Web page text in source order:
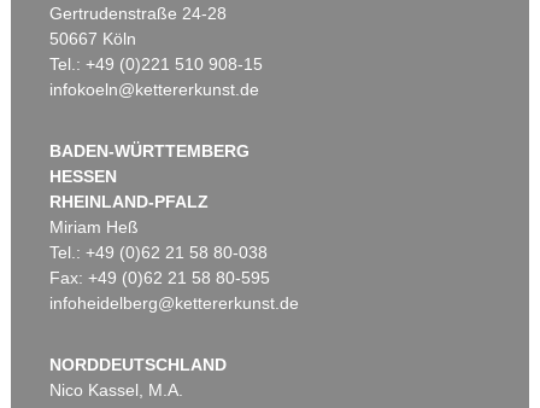
Gertrudenstraße 24-28
50667 Köln
Tel.: +49 (0)221 510 908-15
infokoeln@kettererkunst.de
BADEN-WÜRTTEMBERG
HESSEN
RHEINLAND-PFALZ
Miriam Heß
Tel.: +49 (0)62 21 58 80-038
Fax: +49 (0)62 21 58 80-595
infoheidelberg@kettererkunst.de
NORDDEUTSCHLAND
Nico Kassel, M.A.